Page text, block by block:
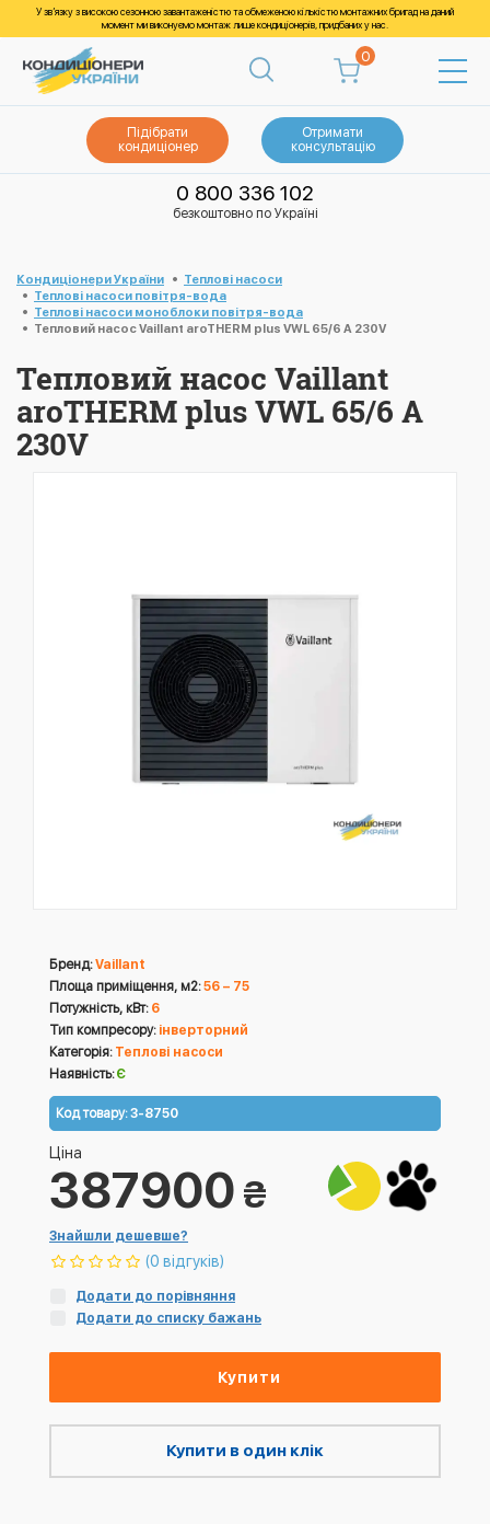
У зв’язку з високою сезонною завантаженістю та обмеженою кількістю монтажних бригад на даний
момент ми виконуємо монтаж лише кондиціонерів, придбаних у нас.
0
Підібрати
кондиціонер
Отримати
консультацію
0 800 336 102
безкоштовно по Україні
Кондиціонери України
Теплові насоси
Теплові насоси повітря-вода
Теплові насоси моноблоки повітря-вода
Тепловий насос Vaillant aroTHERM plus VWL 65/6 A 230V
Тепловий насос Vaillant
aroTHERM plus VWL 65/6 A
230V
Бренд:Vaillant
Площа приміщення, м2:56 – 75
Потужність, кВт: 6
Тип компресору: інверторний
Категорія: Теплові насоси
Наявність:Є
Код товару:3-8750
Ціна
387900 ₴
Знайшли дешевше?
(0 відгуків)
Додати до порівняння
Додати до списку бажань
Купити
Купити в один клік